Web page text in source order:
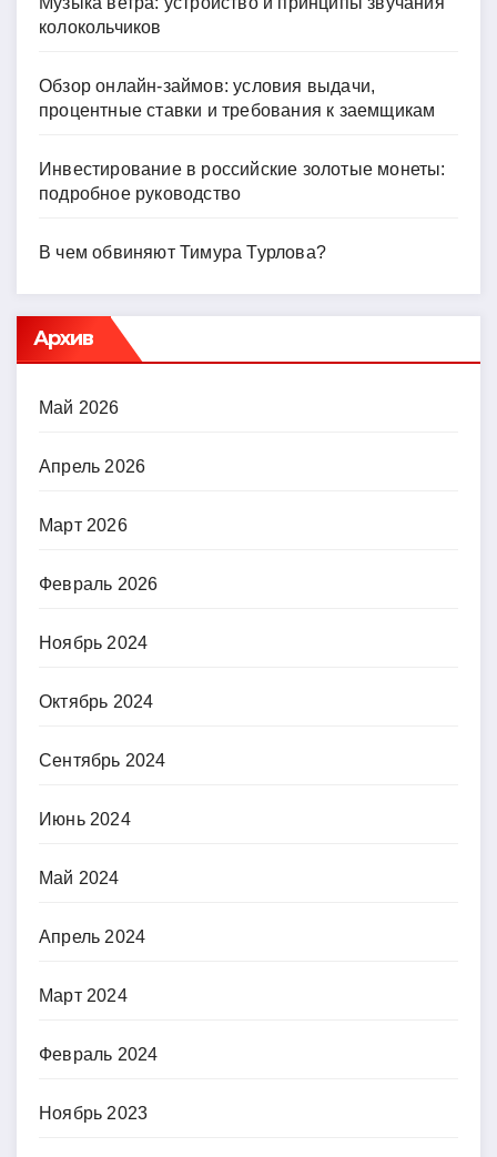
колокольчиков
Обзор онлайн-займов: условия выдачи,
процентные ставки и требования к заемщикам
Инвестирование в российские золотые монеты:
подробное руководство
В чем обвиняют Тимура Турлова?
Архив
Май 2026
Апрель 2026
Март 2026
Февраль 2026
Ноябрь 2024
Октябрь 2024
Сентябрь 2024
Июнь 2024
Май 2024
Апрель 2024
Март 2024
Февраль 2024
Ноябрь 2023